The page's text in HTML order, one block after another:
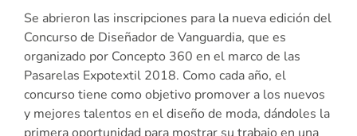
Se abrieron las inscripciones para la nueva edición del
Concurso de Diseñador de Vanguardia, que es
organizado por Concepto 360 en el marco de las
Pasarelas Expotextil 2018. Como cada año, el
concurso tiene como objetivo promover a los nuevos
y mejores talentos en el diseño de moda, dándoles la